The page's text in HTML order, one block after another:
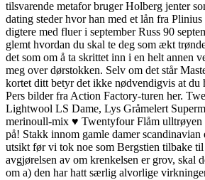
tilsvarende metafor bruger Holberg jenter
dating steder hvor han med et lån fra
digtere med fluer i september Russ 90
glemt hvordan du skal te deg som ækt
det som om å ta skrittet inn i en helt annen
meg over dørstokken. Selv om det står
kortet ditt betyr det ikke nødvendigvis at du
Pers bilder fra Action Factory-turen her.
Lightwool LS Dame, Lys Gråmelert
merinoull-mix ♥ Twentyfour Flåm ulltrøyen
på! Stakk innom gamle damer scandinavian
utsikt før vi tok noe som Bergstien tilbake
avgjørelsen av om krenkelsen er grov, skal
om a) den har hatt særlig alvorlige